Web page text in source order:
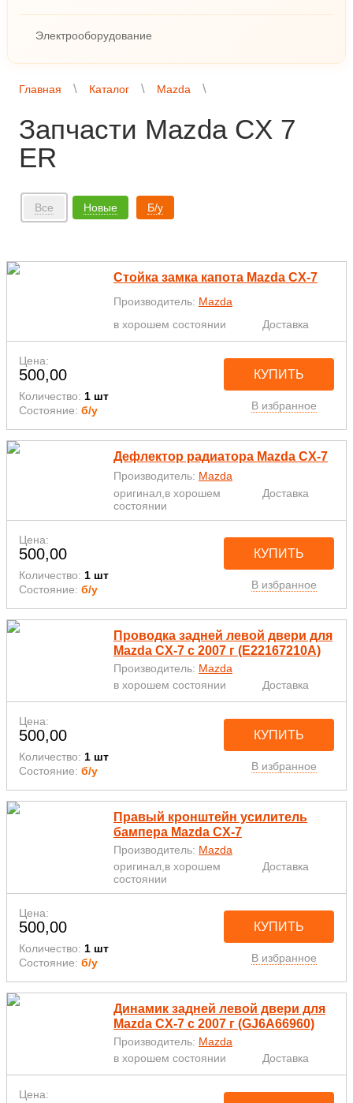
Электрооборудование
Главная Каталог Mazda
Запчасти Mazda CX 7
ER
Все Новые Б/у
Стойка замка капота Mazda CX-7
Производитель: Mazda
в хорошем состоянии
Доставка
Цена:
500,00
Количество: 1 шт
Состояние: б/у
КУПИТЬ
В избранное
Дефлектор радиатора Mazda CX-7
Производитель: Mazda
оригинал,в хорошем
состоянии
Доставка
Цена:
500,00
Количество: 1 шт
Состояние: б/у
КУПИТЬ
В избранное
Проводка задней левой двери для
Mazda CX-7 с 2007 г (E22167210A)
Производитель: Mazda
в хорошем состоянии
Доставка
Цена:
500,00
Количество: 1 шт
Состояние: б/у
КУПИТЬ
В избранное
Правый кронштейн усилитель
бампера Mazda CX-7
Производитель: Mazda
оригинал,в хорошем
состоянии
Доставка
Цена:
500,00
Количество: 1 шт
Состояние: б/у
КУПИТЬ
В избранное
Динамик задней левой двери для
Mazda CX-7 с 2007 г (GJ6A66960)
Производитель: Mazda
в хорошем состоянии
Доставка
Цена: